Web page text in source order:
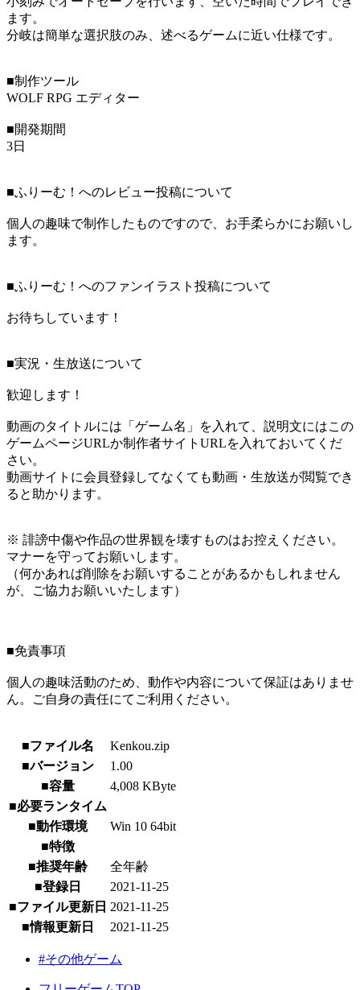
ます。
分岐は簡単な選択肢のみ、述べるゲームに近い仕様です。
■制作ツール
WOLF RPG エディター
■開発期間
3日
■ふりーむ！へのレビュー投稿について
個人の趣味で制作したものですので、お手柔らかにお願いし
ます。
■ふりーむ！へのファンイラスト投稿について
お待ちしています！
■実況・生放送について
歓迎します！
動画のタイトルには「ゲーム名」を入れて、説明文にはこの
ゲームページURLか制作者サイトURLを入れておいてくだ
さい。
動画サイトに会員登録してなくても動画・生放送が閲覧でき
ると助かります。
※ 誹謗中傷や作品の世界観を壊すものはお控えください。
マナーを守ってお願いします。
（何かあれば削除をお願いすることがあるかもしれません
が、ご協力お願いいたします）
■免責事項
個人の趣味活動のため、動作や内容について保証はありませ
ん。ご自身の責任にてご利用ください。
■ファイル名
Kenkou.zip
■バージョン
1.00
■容量
4,008 KByte
■必要ランタイム
■動作環境
Win 10 64bit
■特徴
■推奨年齢
全年齢
■登録日
2021-11-25
■ファイル更新日 2021-11-25
■情報更新日
2021-11-25
#その他ゲーム